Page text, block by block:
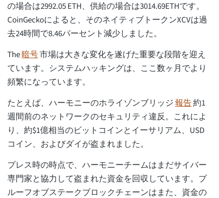
の場合は2992.05 ETH、供給の場合は3014.69ETHです。
CoinGeckoによると、そのネイティブトークンXCVは過
去24時間で8.46パーセント減少しました。
The暗号市場は大きな変化を遂げた重要な段階を迎え
ています。システムハッキングは、ここ数ヶ月でより
頻繁になっています。
たとえば、ハーモニーのホライゾンブリッジ報告約1
週間前のネットワークのセキュリティ違反。これによ
り、約$1億相当のビットコインとイーサリアム、USD
コイン、およびダイが盗まれました。
プレス時の時点で、ハーモニーチームはまだサイバー
専門家と協力して盗まれた資金を回収しています。プ
ルーフオブステークブロックチェーンはまた、資金の